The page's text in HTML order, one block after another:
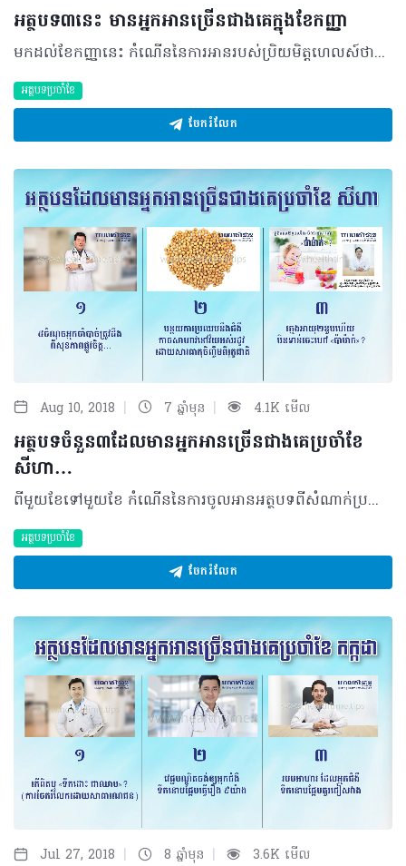
អត្ថបទ៣នេះ មានអ្នកអានច្រើនជាងគេក្នុងខែកញ្ញា
មកដល់ខែកញ្ញានេះ កំណើននៃការអានរបស់ប្រិយមិត្តហេលស៍ថាម នៅតែបន្តកើនឡើងគួរឲ្យកត់សម្គាល់។ ក្នុងនោះអត្ថបទពិសេសប្រចាំខែកញ្ញា ដែលមានចំនួនអ្នកចូលអានច្រើនជាងគេ រួមមានលើ ៣ឯកទេសផ្សេងៗគ្នា៖ អ្វីខ្លះ ជាមូលហេតុនាំឲ្យមានការរលូតកូនញឹកញាប់? គ្រប់ស្ត្រីដែលជួបនឹងការរលូតកូនញឹកញាប់មិនមែនបានន័យថា ស្ត្រីមិនអាចមានកូននោះទេ គឺស្ត្រីអាចនៅមានឱកាស ក្នុងការសម្រាលបុត្រ ធម្មតាដូចគេដូចឯង គ្រាន់តែស្ត្រីនឹងអាចមានភាគរយនៃការរលូតកូនឡើងវិញ គឺអាស្រ័យទៅ នឹងមូលហេតុនៃការរលូតកូន…យោងតាមការបកស្រាយរបស់ វេជ្ជបណ្ឌិត ទី សុវណ្ណរដ្ឋ ឯកទេសសម្ភព រោគស្ត្រី និងជាប្រធានផ្នែកសម្ភពរោគស្ត្រី នៃមន្ទីរសម្រាកព្យាបាល និងសម្ភព មាតា បានបានឲ្យដឹងថា គេសង្កេតឃើញលទ្ធផលនៃការធ្វើតេស្តទាំងនេះនឹងជួបតែ៥០ ភាគរយដែលមានបញ្ហា។ ចំពោះស្ត្រីដែលតេស្តឈាមឃើញមិនមានបញ្ហា គេថាស្ត្រីនោះមានការរលូតកូនដោយឯកឯង មិនមានមូលហេតុច្បាស់លាស់ទេ។ ចង់ដឹងថាមូលហេតុទាំងនោះមានអ្វីខ្លះ សូមចូលទៅកាន់៖ http://healthtime.tips/library/article/1696 ផ្ទុះខ្លាញ់ត្រូវភ្នែក បង្កឲ្យមានផលប៉ះពាល់ដល់ថ្ងៃក្រោយ? នរណាខ្លះដែលចូលចិត្តធ្វើម្ហូបហើយតែងជួបប្រទះបញ្ហានេះ និងមិនដឹងថាគួរធ្វើយ៉ាងណាល្អ?....ជាមួយលោកវេជ្ជបណ្ឌិត អ៊ុក សុខហៀន ឯកទេសចក្ខុរោគ និងវះកាត់ផ្នែកចក្ខុរោគ នៅមន្ទីរពេទ្យព្រះអង្គឌួង លោកអ្នកនឹងយល់ពីវិធីសាស្ត្រ និងការសង្គ្រោះបឋមនៅពេលជួបបញ្ហាទាំងនេះ។ អនុវត្តលម្អិតយ៉ាងណានោះ សូមមើលបន្ថែមតាមរយៈ៖ http://healthtime.tips/library/article/1689 រាកដោយសារវីរុស ជាជំងឺធ្ងន់ធ្ងរយ៉ាងណា? យោងតាមប្រសាសន៍របស់លោកវេជ្ជបណ្ឌិត គី វុត្ថា ប្រធានផ្នែក ថ្លើម ក្រពះ ពោះវៀន នៃមន្ទីរពេទ្យកាល់ម៉ែត បានឲ្យនិយមន័យទៅលើជំងឺរាកថា គឺបណ្តាលមកពីការបាត់បង់លំនឹងនៃការស្រូបយកទឹក ដោយហេតុថា ពោះវៀនដែលធ្លាប់មានតួនាទីស្រូបទឹកឲ្យលាមកទៅជារឹង បែរជាបញ្ចេញជាតិ ទឹកធ្វើឲ្យលាមកកាន់តែមានសភាពរាវខុសពីធម្មតា។ ភាគច្រើន ជំងឺរាកបង្កឡើងដោយ ពពួកវីរុសបាក់តេរី ថ្នាំមួយចំនួន ជំងឺមួយចំនួនដែលប៉ះពាល់ដល់ប្រព័ន្ធរំលាយ ឬដោយសារជំងឺក្រពេញមួយចំនួន។ តាមទិន្នន័យរបស់ក្រសួងសុខាភិបាល ប្រទេសកម្ពុជា ឆ្នាំ២០១២ មានអ្នកជំងឺរាកចំនួន ប្រមាណ ៣៩២ ១៨៥នាក់ ដែលបានមកពិគ្រោះជំងឺជាមួយគ្រូពេទ្យ ក្នុងនោះកុមារដែលមានអាយុក្រោម៥ឆ្នាំមានចំនួន១៨៧ ៥៣៨នាក់។ ស្វែងយល់បន្ថែមទៅលើភាពធ្ងន់ធ្ងរ តាមរយៈ ៖ http://www.healthtime.tips/library/article/1683 ©2018 រក្សាសិទ្ធិគ្រប់យ៉ាង​ដោយ Healthtime Corporation ចំពោះគ្រប់អត្ថបទដោយគ្មានផ្នែកណាមួយត្រូវបោះពុម្ពផ្សាយចូលប្រព័ន្ធអ៊ីនធឺណែត ឧបករណ៍អេឡិចត្រូនិក អាត់ជាសំឡេង ឬថតចំលងគ្រប់រូបភាពដោយគ្មានការអនុញ្ញាតឡើយ
អត្ថបទប្រចាំខែ
ចែករំលែក
Aug 10, 2018 | 7 ឆ្នាំមុន | 4.1K មើល
អត្ថបទចំនួន៣ដែលមានអ្នកអានច្រើនជាងគេប្រចាំខែ
សីហា…
ពីមួយខែទៅមួយខែ កំណើននៃការចូលអានអត្ថបទពីសំណាក់ប្រជាជនកម្ពុជា កាន់តែកើនឡើងជាលំដាប់ ដែលនេះសបញ្ជាក់ឲ្យឃើញថា ប្រជាជនខ្មែរយើងមានការរីកចម្រើន និងយកចិត្តទុកដាក់កាន់តែខ្ពស់ជាមួយនឹងសុខភាពរបស់ខ្លួនក៏ដូចជាមនុស្សជាទីស្រឡាញ់កាន់តែខ្លាំងឡើងៗ។ សម្រាប់ខែសីហានេះផងដែរ ក៏មិនខុសអ្វីពីខែមុនៗដូចគ្នាដោយសារតែចំនួននៃការចូលអានច្រើន ដូចនេះហើយ ក្រុមការងារហេលស៍ថាម នៅតែបន្តចុះផ្សាយជារៀងរាល់ខែជូនមិត្តអ្នកអានទាំងអស់គ្នា..... ចង់ដឹងថាអត្ថបទដ៏មានប្រជាប្រិយភាពទាំងនោះមានអ្វីខ្លះសូមតាមដានខាងក្រោម..... ១ ៥ចំណុចអ្នកចាំបាច់ត្រូវដឹងពីសុខភាពផ្លូវចិត្ត… បើយោងតាមប្រសាសន៍របស់លោកសាស្ត្រាចារ្យវេជ្ជបណ្ឌិត យឹម សុបុត្រា អ្នកជំនាញឯកទេសវិកលវិទ្យា និងការបំពានគ្រឿងញៀន និងជាប្រធានផ្នែកពិគ្រោះសុខភាពផ្លូវចិត្ត និងការបំពានគ្រឿងញៀននៃមន្ទីរពេទ្យមិត្តភាពខ្មែរ-សូវៀត ព្រមទាំងជានាយកនៃមន្ទីរសម្រាកព្យាបាលផ្លូវចិត្តសាន់រ៉ាយ បានឲ្យដឹងថា បញ្ហាផ្លូវចិត្តដែលកើតមានញឹកញាប់ជាងគេ គឺជំងឺថប់បារម្ភ ធ្លាក់ទឹកចិត្ត វិកលចរិត និងបញ្ហាផ្លូវចិត្តដោយការប្រើប្រាស់គ្រឿងញៀន ហើយវាអាចកើតមានចំពោះមនុស្សគ្រប់វ័យតែភាគច្រើនក្នុងយុវភាព (បុរសអាយុ ២០-៣៥ ឆ្នាំ និងស្ត្រី ២៥-៣៥ឆ្នាំ)។ សម្រាប់ព័ត៌មានបន្ថែម សូមចូលទៅកាន់ http://healthtime.tips/library/article/1665 ២ បន្ថយការប្រឈមនឹងជំងឺកាចសាហាវនៅវ័យអស់រដូវ ដោយសារធាតុចិញ្ចឹមពីរុក្ខជាតិ ដើម្បីគ្រប់គ្រងហានិភ័យដែលអាចកើតមាននៅក្នុងវ័យអស់រដូវឲ្យស្ថិតនៅកម្រិតទាបបំផុត ស្ត្រីអស់រដូវភាគច្រើនត្រូវបានណែនាំឲ្យទទួលយកការព្យាបាលដោយអ័រម៉ូនជំនួស ការផ្លាស់ប្តូររបៀបរស់នៅ និងអមជាមួយការប្រើប្រាស់សារធាតុចិញ្ចឹមពីអាហារផងដែរ។ ទាក់ទងនឹងសារធាតុចិញ្ចឹម Isoflavones ដែលសម្បូរបំផុតនៅក្នុងសណ្តែកសៀង មានអត្ថប្រយោជន៍ជាច្រើនដូចជា បន្ថយជំងឺទឹកនោមផ្អែមប្រភេទ២ ការបន្ថយសន្ទស្សន៍នៃម៉ាស់របស់រាងកាយ (BMI) ព្យាបាលជំងឺមហារីកសួត ជំរុញសមត្ថភាពរបស់សរសៃឈាមអាទែរ កាត់បន្ថយការប្រឈមនឹងមហារីក។ល។ យល់ដឹងបន្ថែមតាមរយៈ http://healthtime.tips/library/article/1667 ៣ ក្មេងអាយុ២ខួបហើយ មិនទាន់ចេះហៅ «ប៉ាម៉ាក់»? យោងតាមប្រសាសន៍របស់ លោកវេជ្ជបណ្ឌិតគឹម អាង ប្រធានផ្នែកជំងឺផ្លូវដង្ហើម និងអាល្លែកហ្ស៊ីព្រមទាំងជាអនុប្រធានការិយាល័យបច្ចេកទេសនៃមន្ទីរពេទ្យកុមារជាតិ បានធ្វើការបកស្រាយទៅលើចម្ងល់របស់ប្រជាជនដែលទាក់ទងនឹងក្មេងដែលមានអាយុ២ឆ្នាំមិនអាចហៅ ប៉ា-ម៉ាក់ បានទាល់តែសោះ ….. ជាទូទៅ ក្មេងអាយុ២ឆ្នាំ អាចហៅប៉ា-ម៉ាក់ខ្លះហើយ បើទោះជាគាត់មិនទាន់ចេះនិយាយច្រើនក៏ដោយ។ ករណីកូនរបស់លោកស្រី យើងត្រូវមើលថា តើកូននេះមានការលូតលាស់យឺត ឬក៏អត់ ដូចជា ក្រចេះញញឹមក្រចេះវារ ឬដើរ ហើយបើប្រៀបធៀបជាមួយបងប្អូនបង្កើត មានលក្ខណៈយឺតជាងគេ ឬអត់។ អានលម្អិតតាមរយៈ http://healthtime.tips/library/article/1668 ©2018 រក្សាសិទ្ធិគ្រប់យ៉ាង​ដោយ Healthtime Corporation ចំពោះគ្រប់អត្ថបទដោយគ្មានផ្នែកណាមួយត្រូវបោះពុម្ពផ្សាយចូល ប្រព័ន្ធអ៊ីនធឺណែតឧបករណ៍អេឡិចត្រូនិកអាត់ជាសំឡេងឬថតចំលងគ្រប់រូបភាពដោយគ្មានការអនុញ្ញាតឡើយ
អត្ថបទប្រចាំខែ
ចែករំលែក
Jul 27, 2018 | 8 ឆ្នាំមុន | 3.6K មើល